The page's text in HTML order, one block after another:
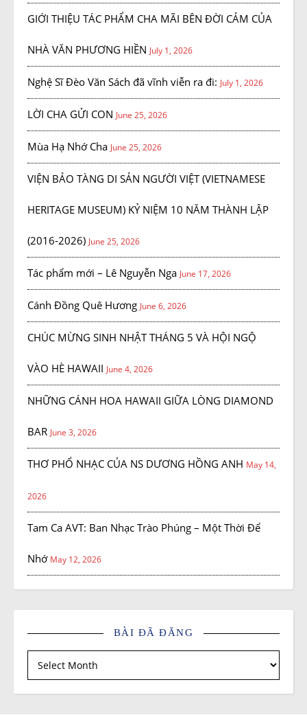
GIỚI THIỆU TÁC PHẨM CHA MÃI BÊN ĐỜI CẢM CỦA
NHÀ VĂN PHƯƠNG HIỀN July 1, 2026
Nghệ Sĩ Đèo Văn Sách đã vĩnh viễn ra đi: July 1, 2026
LỜI CHA GỬI CON June 25, 2026
Mùa Hạ Nhớ Cha June 25, 2026
VIỆN BẢO TÀNG DI SẢN NGƯỜI VIỆT (VIETNAMESE
HERITAGE MUSEUM) KỶ NIỆM 10 NĂM THÀNH LẬP
(2016-2026) June 25, 2026
Tác phẩm mới – Lê Nguyễn Nga June 17, 2026
Cánh Đồng Quê Hương June 6, 2026
CHÚC MỪNG SINH NHẬT THÁNG 5 VÀ HỘI NGỘ
VÀO HÈ HAWAII June 4, 2026
NHỮNG CÁNH HOA HAWAII GIỮA LÒNG DIAMOND
BAR June 3, 2026
THƠ PHỔ NHẠC CỦA NS DƯƠNG HỒNG ANH May 14,
2026
Tam Ca AVT: Ban Nhạc Trào Phúng – Một Thời Để
Nhớ May 12, 2026
BÀI ĐÃ ĐĂNG
Bài đã đăng